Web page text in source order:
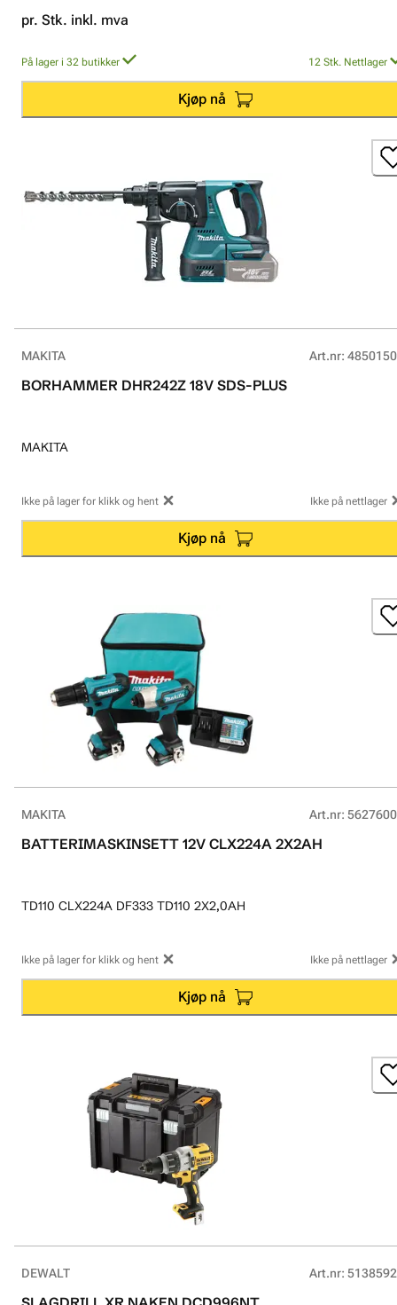
pr. Stk. inkl. mva
På lager i 32 butikker 12 Stk. Nettlager
Kjøp nå
MAKITA Art.nr:
BORHAMMER DHR242Z 18V SDS-PLUS
MAKITA
Ikke på lager for klikk og hent Ikke på nettlager
Kjøp nå
MAKITA Art.nr:
BATTERIMASKINSETT 12V CLX224A 2X2AH
TD110 CLX224A DF333 TD110 2X2,0AH
Ikke på lager for klikk og hent Ikke på nettlager
Kjøp nå
DEWALT Art.nr: